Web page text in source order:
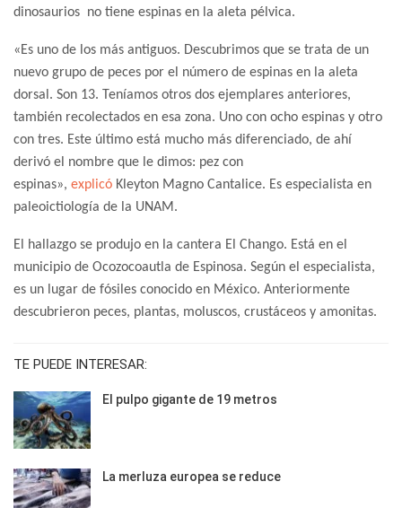
dinosaurios no tiene espinas en la aleta pélvica.
«Es uno de los más antiguos. Descubrimos que se trata de un
nuevo grupo de peces por el número de espinas en la aleta
dorsal. Son 13. Teníamos otros dos ejemplares anteriores,
también recolectados en esa zona. Uno con ocho espinas y otro
con tres. Este último está mucho más diferenciado, de ahí
derivó el nombre que le dimos: pez con
espinas», explicó Kleyton Magno Cantalice. Es especialista en
paleoictiología de la UNAM.
El hallazgo se produjo en la cantera El Chango. Está en el
municipio de Ocozocoautla de Espinosa. Según el especialista,
es un lugar de fósiles conocido en México. Anteriormente
descubrieron peces, plantas, moluscos, crustáceos y amonitas.
TE PUEDE INTERESAR:
El pulpo gigante de 19 metros
La merluza europea se reduce